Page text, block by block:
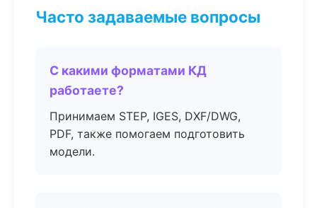
Часто задаваемые вопросы
С какими форматами КД
работаете?
Принимаем STEP, IGES, DXF/DWG,
PDF, также помогаем подготовить
модели.